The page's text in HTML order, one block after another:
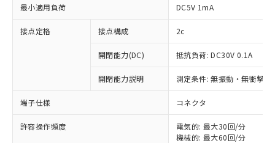
最小適用負荷 DC5V 1mA
接点定格 接点構成 2c
開閉能力(DC) 抵抗負荷: DC30V 0.1A
開閉能力説明 測定条件: 無振動・無衝撃
端子仕様 コネクタ
許容操作頻度
電気的: 最大30回/分
機械的: 最大60回/分
※1 対応状況